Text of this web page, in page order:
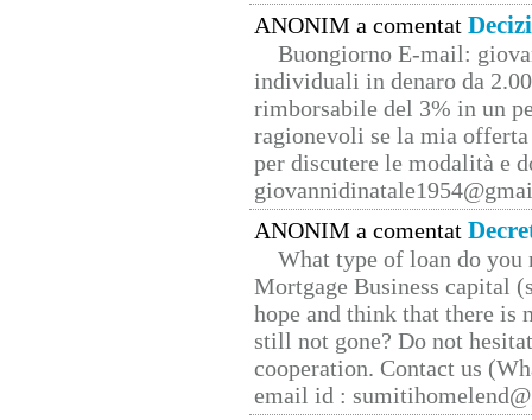
ANONIM a comentat
Buongiorno E-mail:
individuali in denaro da
rimborsabile del 3% in un
ragionevoli se la mia
per discutere le modalità e
ANONIM a comentat
What type of loan do you
Mortgage Business capital
hope and think that there is
still not gone? Do not
cooperation. Contact us
email id :